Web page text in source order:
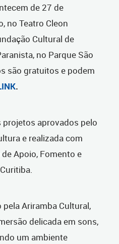
de 27 de
no Teatro Cleon
Cultural de
no Parque São
são gratuitos e podem
.
aprovados pelo
e realizada com
Apoio, Fomento e
Ariramba Cultural,
delicada em sons,
um ambiente